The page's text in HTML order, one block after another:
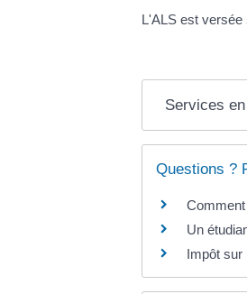
L'ALS est versée
Services
Questions ?
Un
Impôt sur